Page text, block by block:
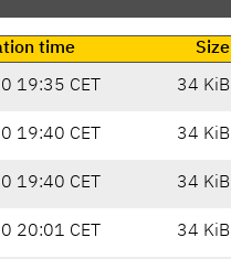
time
Size
19:35 CET 34 KiB
19:40 CET 34 KiB
19:40 CET 34 KiB
20:01 CET 34 KiB